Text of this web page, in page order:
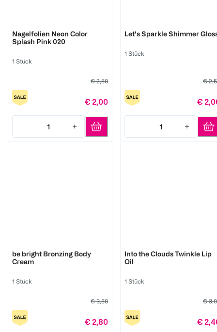
Nagelfolien Neon Color
Splash Pink 020
1 Stück
€ 2,50
€ 2,00
1
Quantity: 1
Let's Sparkle Shimmer
1 Stück
€
€
1
Quantity: 1
be bright Bronzing Body
Cream
1 Stück
€ 3,50
€ 2,80
Into the Clouds Twinkle Lip
Oil
1 Stück
€
€